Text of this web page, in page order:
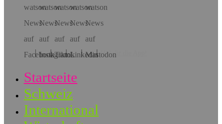
Hol dir die App!
Startseite
Schweiz
International